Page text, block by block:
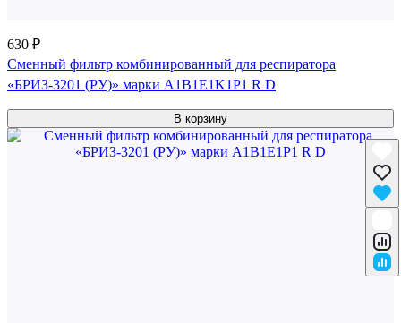
630 ₽
Сменный фильтр комбинированный для респиратора
«БРИЗ-3201 (РУ)» марки A1B1E1K1P1 R D
В корзину